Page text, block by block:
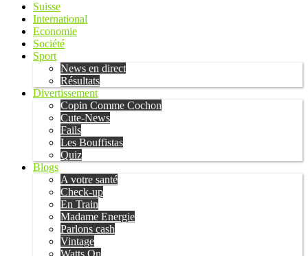
Suisse
International
Economie
Société
Sport
News en direct
Résultats
Divertissement
Copin Comme Cochon
Cute-News
Fails
Les Bouffistas
Quiz
Blogs
A votre santé
Check-up
En Train
Madame Energie
Parlons cash
Vintage
Watts On